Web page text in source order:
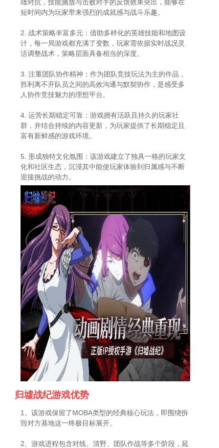
雄对抗，技能施放与击败对手的反馈效果突出，能够在
短时间内为玩家带来强烈的成就感与战斗乐趣。
2. 战术策略丰富多元：借助多样化的英雄技能和地图设
计，每一局游戏都充满了变数，玩家需依据实时战况灵
活调整战术，策略层面具备相当的深度。
3. 注重团队协作精神：作为团队竞技玩法为主的作品，
胜利离不开队员之间的高效沟通与默契协作，是感受多
人协作竞技魅力的理想平台。
4. 运营长期稳定可靠：游戏拥有活跃且持久的玩家社
群，并结合持续的内容更新，为玩家提供了长期稳定且
富有新鲜感的游戏环境。
5. 形成独特文化氛围：该游戏建立了独具一格的玩家文
化和社区生态，沉浸其中能使玩家体验到归属感与不断
迎接挑战的动力。
归墟战纪游戏优势
1、该游戏保留了MOBA类型的经典核心玩法，即围绕拆
毁对方基地这一终极目标展开。
2、游戏进程包含对线、清野、团队作战等多个阶段，延